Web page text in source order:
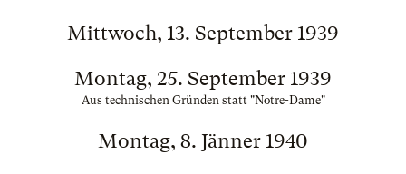
Mittwoch, 13. September 1939
Montag, 25. September 1939
Aus technischen Gründen statt "Notre-Dame"
Montag, 8. Jänner 1940